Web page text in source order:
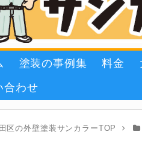
塗装の事例集 料金
合わせ
区の外壁塗装サンカラーTOP